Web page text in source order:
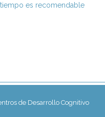
tiempo es recomendable
de Desarrollo Cognitivo